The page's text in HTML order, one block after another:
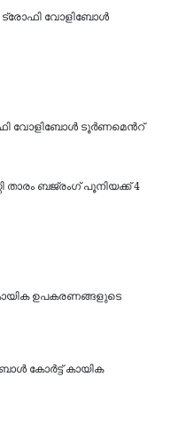
ട്രോഫി വോളിബോൾ
വോളിബോൾ ടൂർണമെന്‍റ്
താരം ബജ്രംഗ് പൂനിയക്ക് 4
ഉപകരണങ്ങളുടെ
കോര്‍ട്ട് കായിക